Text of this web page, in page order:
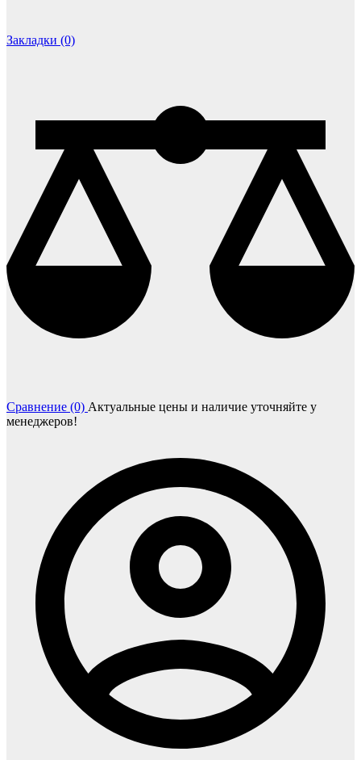
Закладки (0)
Сравнение (0) Актуальные цены и наличие уточняйте у
менеджеров!